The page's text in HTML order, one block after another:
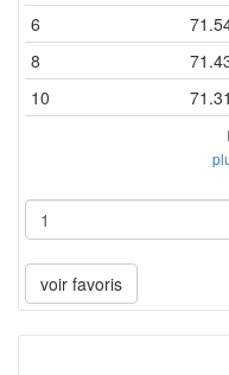
6
8
10 71.31
voir favoris